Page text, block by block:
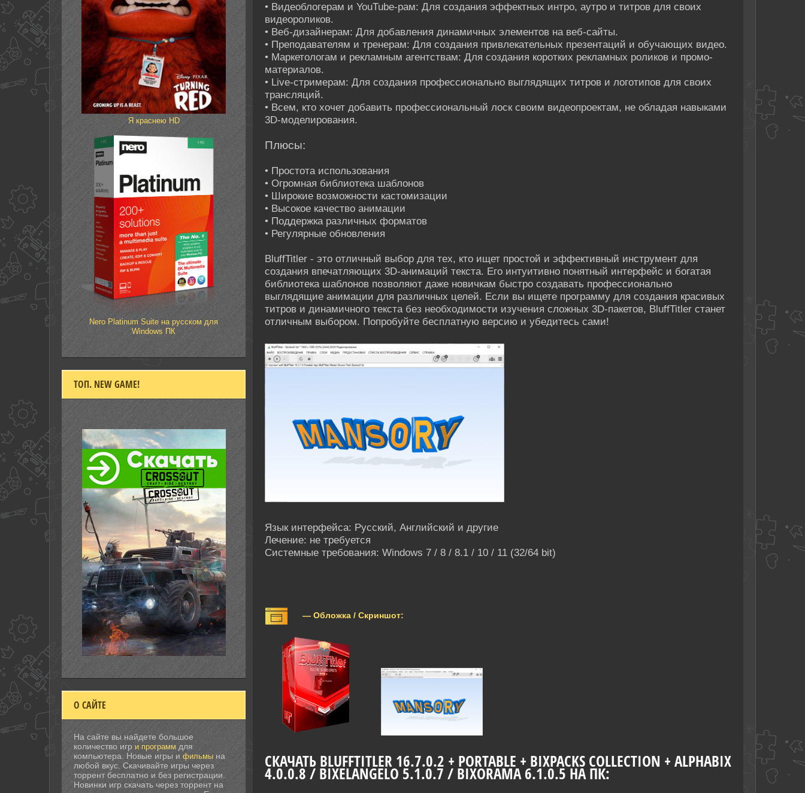
• Видеоблогерам и YouTube-рам: Для создания эффектных интро, аутро и титров для своих
видеороликов.
• Веб-дизайнерам: Для добавления динамичных элементов на веб-сайты.
• Преподавателям и тренерам: Для создания привлекательных презентаций и обучающих видео.
• Маркетологам и рекламным агентствам: Для создания коротких рекламных роликов и промо-
материалов.
• Live-стримерам: Для создания профессионально выглядящих титров и логотипов для своих
трансляций.
• Всем, кто хочет добавить профессиональный лоск своим видеопроектам, не обладая навыками
3D-моделирования.
Плюсы:
• Простота использования
• Огромная библиотека шаблонов
• Широкие возможности кастомизации
• Высокое качество анимации
• Поддержка различных форматов
• Регулярные обновления
BluffTitler - это отличный выбор для тех, кто ищет простой и эффективный инструмент для
создания впечатляющих 3D-анимаций текста. Его интуитивно понятный интерфейс и богатая
библиотека шаблонов позволяют даже новичкам быстро создавать профессионально
выглядящие анимации для различных целей. Если вы ищете программу для создания красивых
титров и динамичного текста без необходимости изучения сложных 3D-пакетов, BluffTitler станет
отличным выбором. Попробуйте бесплатную версию и убедитесь сами!
Язык интерфейса: Русский, Английский и другие
Лечение: не требуется
Системные требования: Windows 7 / 8 / 8.1 / 10 / 11 (32/64 bit)
— Обложка / Скриншот:
СКАЧАТЬ BLUFFTITLER 16.7.0.2 + PORTABLE + BIXPACKS COLLECTION + ALPHABIX
4.0.0.8 / BIXELANGELO 5.1.0.7 / BIXORAMA 6.1.0.5 НА ПК:
Я краснею HD
Nero Platinum Suite на русском для
Windows ПК
ТОП. NEW GAME!
О САЙТЕ
На сайте вы найдете большое
количество игр и программ для
компьютера. Новые игры ифильмы на
любой вкус. Скачивайте игры через
торрент бесплатно и без регистрации.
Новинки игр скачать через торрент на